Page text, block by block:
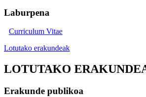
Laburpena
Curriculum Vitae
Lotutako erakundeak
LOTUTAKO
Erakunde publikoa